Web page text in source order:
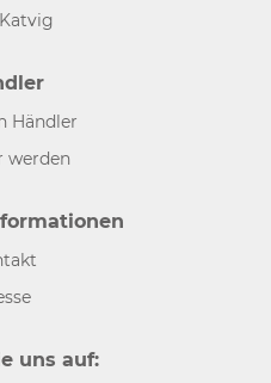
Händler
werden
uns auf: